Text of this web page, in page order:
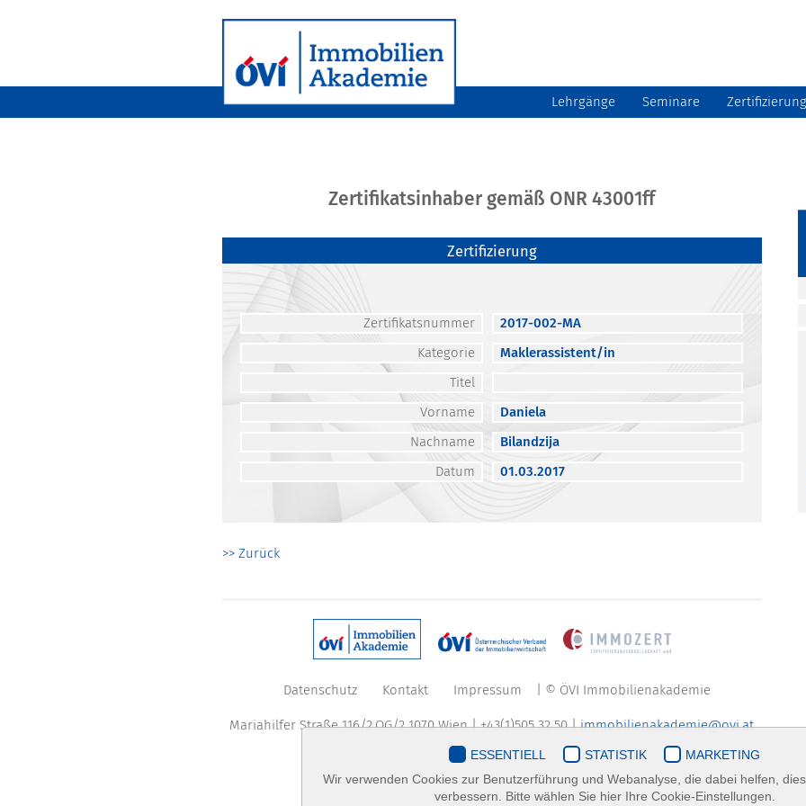
Lehrgänge Seminare Zertifizierung
Zertifikatsinhaber gemäß ONR 43001ff
Zertifizierung
Zertifikatsnummer
2017-002-MA
Kategorie
Maklerassistent/in
Titel
Vorname
Daniela
Nachname
Bilandzija
Datum
01.03.2017
>> Zurück
Datenschutz Kontakt Impressum | © ÖVI Immobilienakademie
Mariahilfer Straße 116/2.OG/2 1070 Wien | +43(1)505 32 50 |immobilienakademie@ovi.at
ESSENTIELL STATISTIK
MARKETING
Wir verwenden Cookies zur Benutzerführung und Webanalyse, die dabei helfen,
verbessern. Bitte wählen Sie hier Ihre Cookie-Einstellungen.